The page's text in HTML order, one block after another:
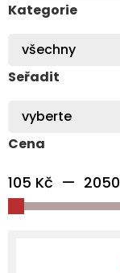
Kategorie
všechny
Seřadit
vyberte
Cena
105 Kč — 2050